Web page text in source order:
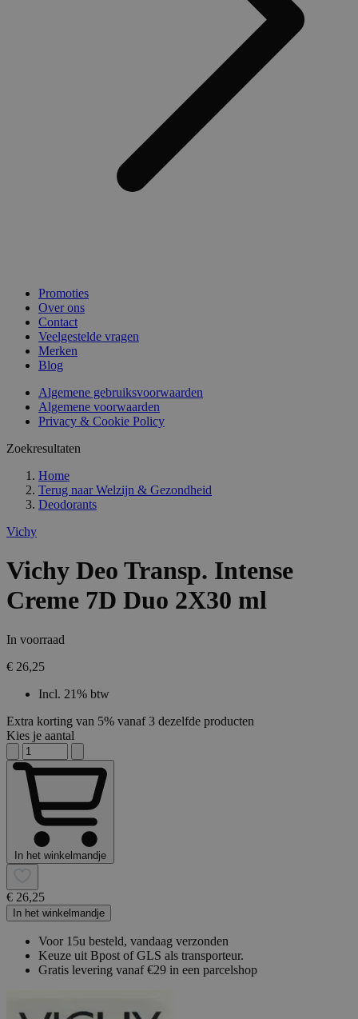
Promoties
Over ons
Contact
Veelgestelde vragen
Merken
Blog
Algemene gebruiksvoorwaarden
Algemene voorwaarden
Privacy & Cookie Policy
Zoekresultaten
Home
Terug naar Welzijn & Gezondheid
Deodorants
Vichy
Vichy Deo Transp. Intense
Creme 7D Duo 2X30 ml
In voorraad
€ 26,25
Incl. 21% btw
Extra korting van 5% vanaf 3 dezelfde producten
Kies je aantal
In het winkelmandje
€ 26,25
In het winkelmandje
Voor 15u besteld, vandaag verzonden
Keuze uit Bpost of GLS als transporteur.
Gratis levering vanaf €29 in een parcelshop